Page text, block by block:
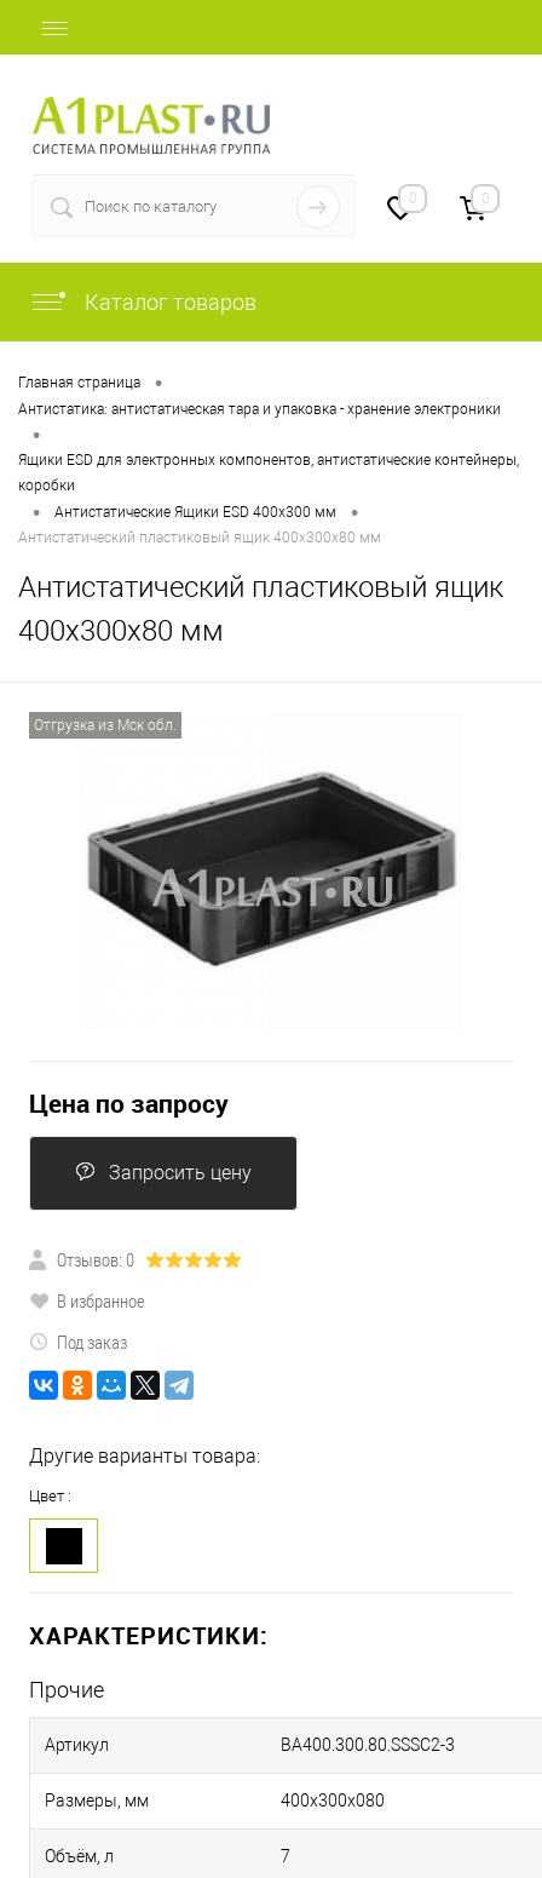
0 0
Каталог товаров
Главная страница •
Антистатика: антистатическая тара и упаковка - хранение электроники
•
Ящики ESD для электронных компонентов, антистатические контейнеры,
коробки
• Антистатические Ящики ESD 400х300 мм •
Антистатический пластиковый ящик 400х300х80 мм
Антистатический пластиковый ящик
400х300х80 мм
Отгрузка из Мск обл.
Цена по запросу
Запросить цену
Отзывов: 0
В избранное
Под заказ
Другие варианты товара:
Цвет :
ХАРАКТЕРИСТИКИ:
Прочие
Артикул BA400.300.80.SSSC2-3
Размеры, мм 400х300х080
Объём, л 7